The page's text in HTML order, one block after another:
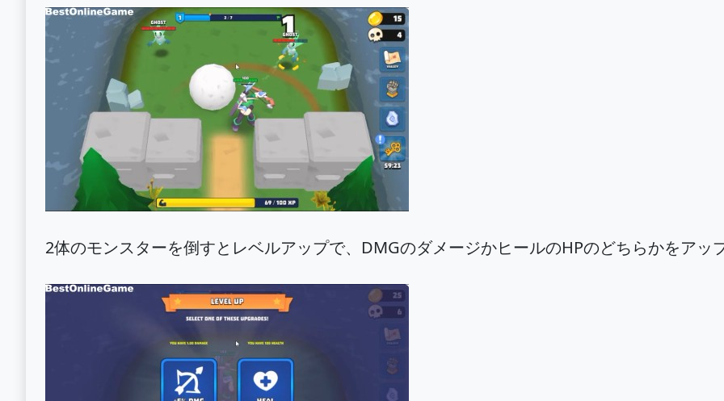
2体のモンスターを倒すとレベルアップで、DMGのダメージかヒールのHPのどちらかをアッ